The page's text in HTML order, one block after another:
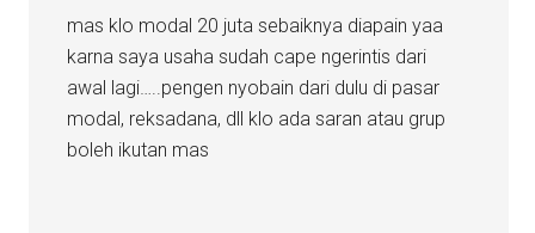
mas klo modal 20 juta sebaiknya diapain yaa
karna saya usaha sudah cape ngerintis dari
awal lagi…..pengen nyobain dari dulu di pasar
modal, reksadana, dll klo ada saran atau grup
boleh ikutan mas